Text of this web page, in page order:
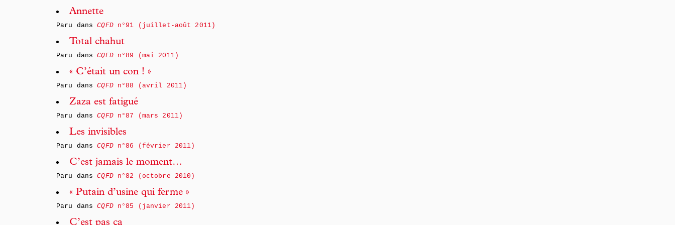
Annette
Paru dansCQFDn°91 (juillet-août 2011)
Total chahut
Paru dansCQFDn°89 (mai 2011)
« C’était un con ! »
Paru dansCQFDn°88 (avril 2011)
Zaza est fatigué
Paru dansCQFDn°87 (mars 2011)
Les invisibles
Paru dansCQFDn°86 (février 2011)
C’est jamais le moment…
Paru dansCQFDn°82 (octobre 2010)
« Putain d’usine qui ferme »
Paru dansCQFDn°85 (janvier 2011)